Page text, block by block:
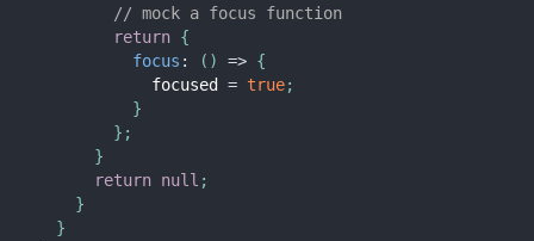
// mock a focus function
return {
focus : ( ) => {
            focused
= true;
}
} ;
}
return null ;
}
}